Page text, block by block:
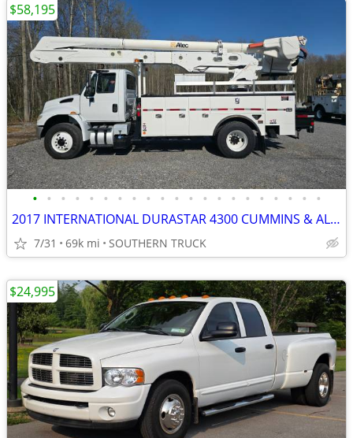
• • • • • • • • • • • • • • • • • • • • •
2017 INTERNATIONAL DURASTAR 4300 CUMMINS & ALTEC 60' M.H INSUL. BOOM
7/31 69k mi SOUTHERN TRUCK
$58,195
$24,995